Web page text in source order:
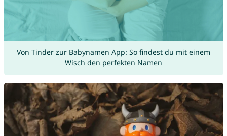
Von Tinder zur Babynamen App: So findest du mit einem
Wisch den perfekten Namen